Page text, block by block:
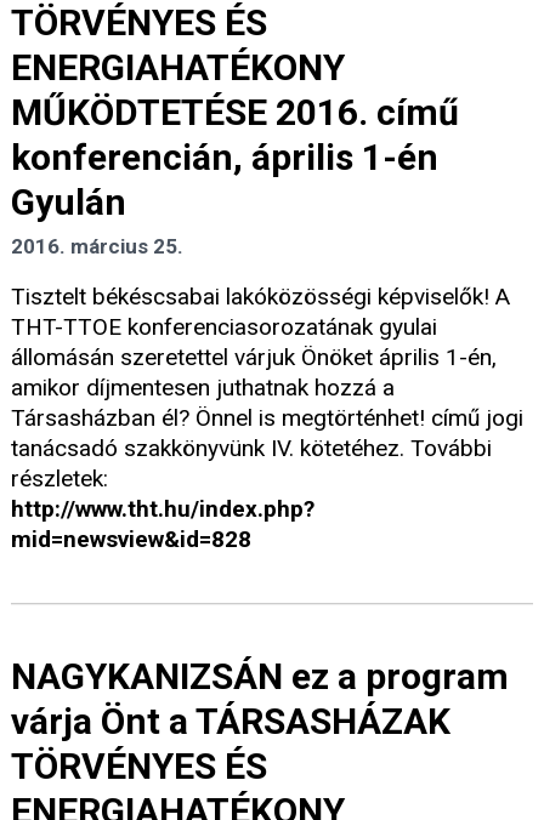
TÖRVÉNYES ÉS
ENERGIAHATÉKONY
MŰKÖDTETÉSE 2016. című
konferencián, április 1-én
Gyulán
2016. március 25.
Tisztelt békéscsabai lakóközösségi képviselők! A
THT-TTOE konferenciasorozatának gyulai
állomásán szeretettel várjuk Önöket április 1-én,
amikor díjmentesen juthatnak hozzá a
Társasházban él? Önnel is megtörténhet! című jogi
tanácsadó szakkönyvünk IV. kötetéhez. További
részletek:
http://www.tht.hu/index.php?
mid=newsview&id=828
NAGYKANIZSÁN ez a program
várja Önt a TÁRSASHÁZAK
TÖRVÉNYES ÉS
ENERGIAHATÉKONY